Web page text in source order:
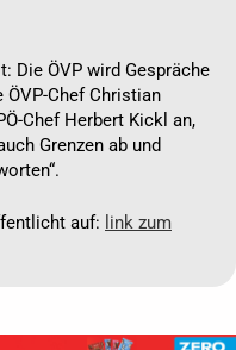
Die ÖVP wird Gespräche
ÖVP-Chef Christian
Chef Herbert Kickl an,
Grenzen ab und
auf: link zum